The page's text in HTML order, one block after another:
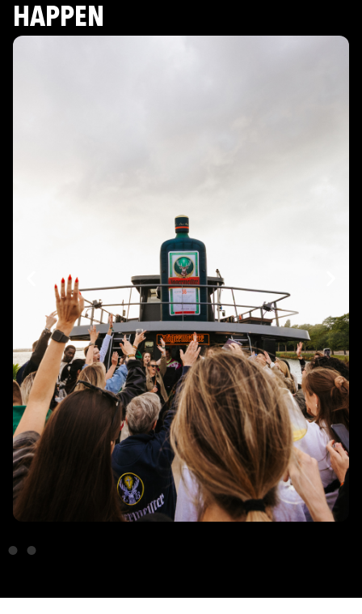
HAPPEN